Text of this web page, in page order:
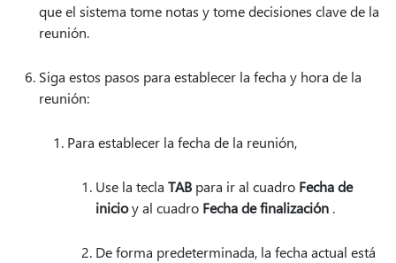
que el sistema tome notas y tome decisiones clave de la
reunión.
Siga estos pasos para establecer la fecha y hora de la
reunión:
Para establecer la fecha de la reunión,
Use la tecla TAB para ir al cuadro Fecha de
inicioy al cuadro Fecha de finalización .
De forma predeterminada, la fecha actual está